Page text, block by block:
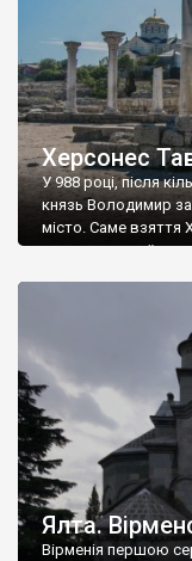
Херсонес
У 988 році, після
князь Володимир
місто. Саме
диктувати свої
Херсонесі
А потім було
Ялта.
Вірменія першою